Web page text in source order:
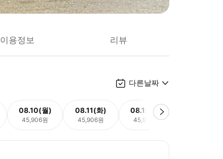
이용정보 리뷰
다른날짜
08.10(월)
45,906원
08.11(화)
45,906원
08.12(수)
45,906원